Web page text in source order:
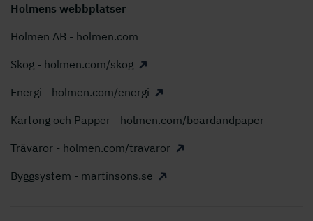
Holmens webbplatser
Holmen AB - holmen.com
Skog - holmen.com/skog
Energi - holmen.com/energi
Kartong och Papper - holmen.com/boardandpaper
Trävaror - holmen.com/travaror
Byggsystem - martinsons.se